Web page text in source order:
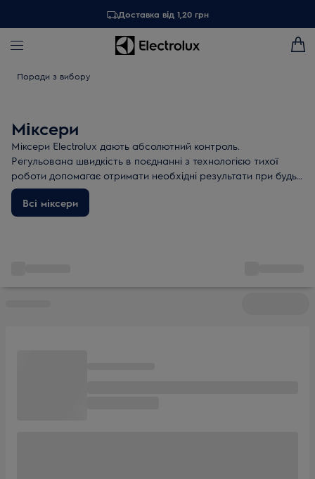
Доставка від 1,20 грн
Поради з вибору
Міксери
Міксери Electrolux дають абсолютний контроль.
Регульована швидкість в поєднанні з технологією тихої
роботи допомагає отримати необхідні результати при будь-
яких обставинах.
Всі міксери